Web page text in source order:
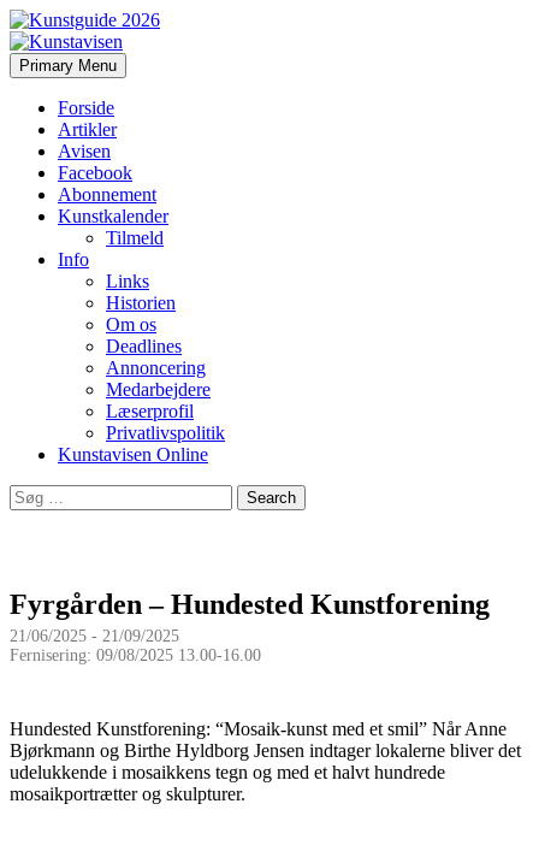
Kunstavisen
Search
Primary Menu Skip
to
Forside
Artikler
Avisen
Facebook
Abonnement
Kunstkalender
Tilmeld
Info
Links
Historien
Om os
Deadlines
Annoncering
Medarbejdere
Læserprofil
Privatlivspolitik
Kunstavisen Online
Search
for:
Fyrgården – Hundested Kunstforening
21/06/2025 - 21/09/2025
Fernisering: 09/08/2025 13.00-16.00
Hundested Kunstforening: “Mosaik-kunst med et smil” Når Anne
Bjørkmann og Birthe Hyldborg Jensen indtager lokalerne bliver det
udelukkende i mosaikkens tegn og med et halvt hundrede
mosaikportrætter og skulpturer.